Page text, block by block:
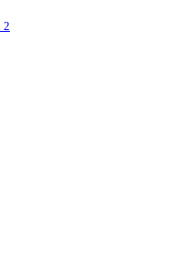
2